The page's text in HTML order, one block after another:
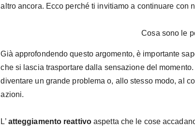
altro ancora. Ecco perché ti invitiamo a continuare con
Cosa sono le
Già approfondendo questo argomento, è importante
che si lascia trasportare dalla sensazione del
diventare un grande problema o, allo stesso modo, al
azioni.
L’ atteggiamento reattivoaspetta che le cose